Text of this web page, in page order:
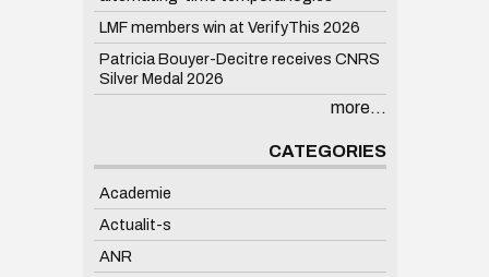
LMF members win at VerifyThis 2026
Patricia Bouyer-Decitre receives CNRS
Silver Medal 2026
more...
CATEGORIES
Academie
Actualit-s
ANR